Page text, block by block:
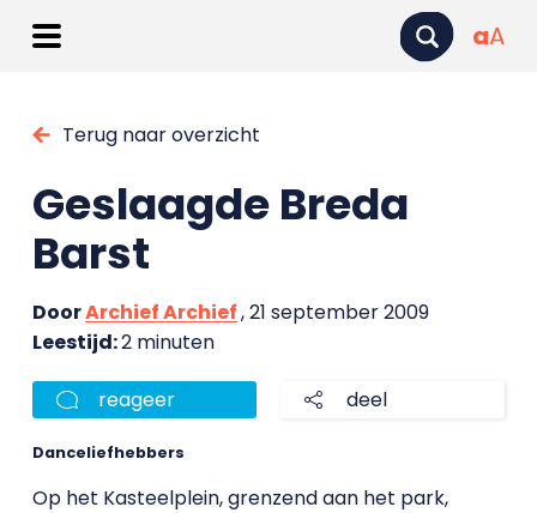
aA
Terug naar overzicht
Geslaagde Breda
Barst
DoorArchief Archief, 21 september 2009
Leestijd:2 minuten
reageer deel
Danceliefhebbers
Op het Kasteelplein, grenzend aan het park,